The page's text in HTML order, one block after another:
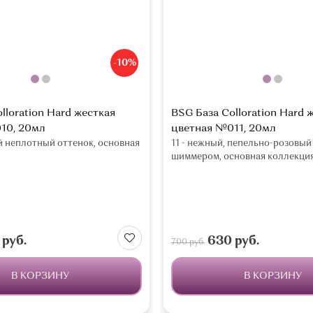
-10%
Hard жесткая
20мл
неплотный оттенок, основная
В КОРЗИНУ
BSG База Colloration Hard
цветная №011, 20мл
11 - нежный, пепельно-розовый
шиммером, основная
700 руб. 630 руб.
В КОРЗИНУ